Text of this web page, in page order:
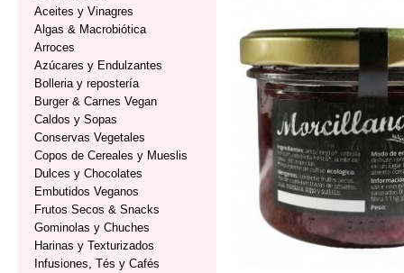
Aceites y Vinagres
Algas & Macrobiótica
Arroces
Azúcares y Endulzantes
Bolleria y repostería
Burger & Carnes Vegan
Caldos y Sopas
Conservas Vegetales
Copos de Cereales y Mueslis
Dulces y Chocolates
Embutidos Veganos
Frutos Secos & Snacks
Gominolas y Chuches
Harinas y Texturizados
Infusiones, Tés y Cafés